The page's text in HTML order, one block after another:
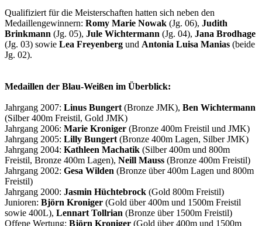
Qualifiziert für die Meisterschaften hatten sich neben den
Medaillengewinnern: Romy Marie Nowak (Jg. 06), Judith
Brinkmann (Jg. 05), Jule Wichtermann (Jg. 04), Jana Brodhage
(Jg. 03) sowie Lea Freyenberg und Antonia Luisa Manias (beide
Jg. 02).
Medaillen der Blau-Weißen im Überblick:
Jahrgang 2007: Linus Bungert (Bronze JMK), Ben Wichtermann
(Silber 400m Freistil, Gold JMK)
Jahrgang 2006: Marie Kroniger (Bronze 400m Freistil und JMK)
Jahrgang 2005: Lilly Bungert (Bronze 400m Lagen, Silber JMK)
Jahrgang 2004: Kathleen Machatik (Silber 400m und 800m
Freistil, Bronze 400m Lagen), Neill Mauss (Bronze 400m Freistil)
Jahrgang 2002: Gesa Wilden (Bronze über 400m Lagen und 800m
Freistil)
Jahrgang 2000: Jasmin Hüchtebrock (Gold 800m Freistil)
Junioren: Björn Kroniger (Gold über 400m und 1500m Freistil
sowie 400L), Lennart Tollrian (Bronze über 1500m Freistil)
Offene Wertung: Björn Kroniger (Gold über 400m und 1500m